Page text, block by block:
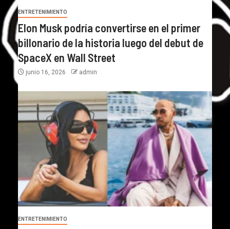
ENTRETENIMIENTO
Elon Musk podría convertirse en el primer
billonario de la historia luego del debut de
SpaceX en Wall Street
junio 16, 2026 admin
ENTRETENIMIENTO